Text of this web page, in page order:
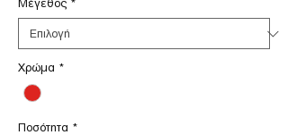
Μέγεθος *
Χρώμα *
Ποσότητα *